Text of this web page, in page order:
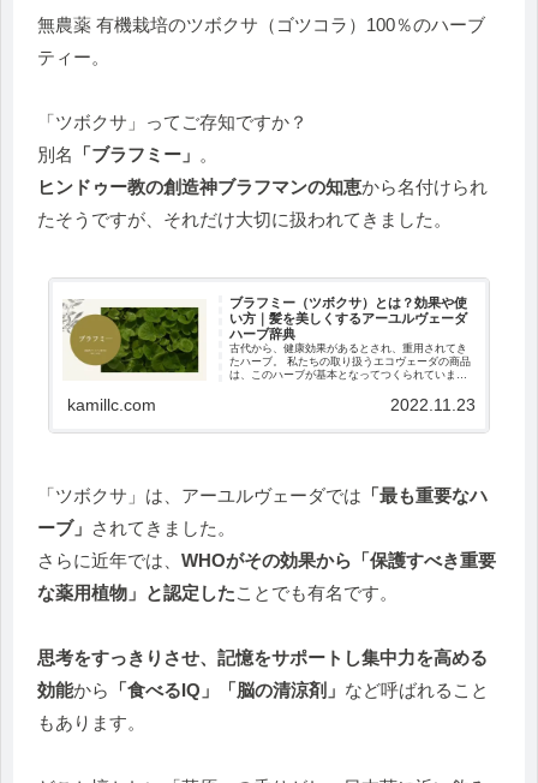
無農薬 有機栽培のツボクサ（ゴツコラ）100％のハーブ
ティー。
「ツボクサ」ってご存知ですか？
別名
「ブラフミー」 。
ヒンドゥー教の創造神ブラフマンの知恵から名付けられ
たそうですが、それだけ大切に扱われてきました。
ブラフミー（ツボクサ）とは？効果や使
い方｜髪を美しくするアーユルヴェーダ
ハーブ辞典
古代から、健康効果があるとされ、重用されてき
たハーブ。 私たちの取り扱うエコヴェーダの商品
は、このハーブが基本となってつくられていま
も、その恩恵をうけることはできますが、 知って
kamillc.com 2022.11.23
「ツボクサ」は、アーユルヴェーダでは 「最も重要なハ
ーブ」 されてきました。
さらに近年では、 WHOがその効果から「保護すべき重要
な薬用植物」と認定したことでも有名です。
思考をすっきりさせ、記憶をサポートし集中力を高める
効能から 「食べるIQ」「脳の清涼剤」 など呼ばれること
もあります。